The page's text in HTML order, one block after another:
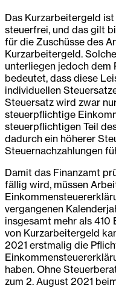
Das Kurzarbeitergeld
steuerfrei, und das gilt
für die Zuschüsse des
Kurzarbeitergeld.
unterliegen jedoch dem
bedeutet, dass diese
individuellen
Steuersatz wird zwar
steuerpflichtige
steuerpflichtigen Teil
dadurch ein höherer
Steuernachzahlungen
Damit das Finanzamt
fällig wird, müssen
vergangenen
insgesamt mehr als 410
von Kurzarbeitergeld
2021 erstmalig die
haben. Ohne
zum 2. August 2021